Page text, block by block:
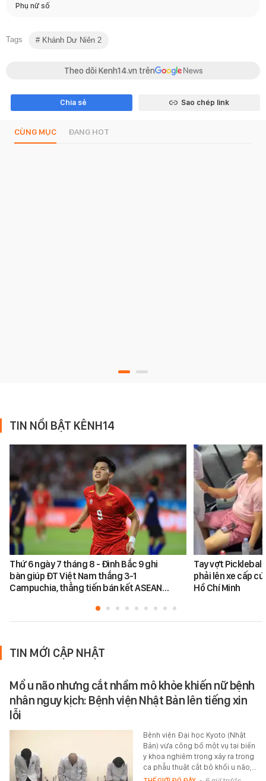
Phụ nữ số
Tags Khánh Dư Niên 2
Theo dõi Kenh14.vn trên
Chia sẻ Sao chép link
CÙNG MỤC ĐANG HOT
TIN NỔI BẬT KÊNH14
Thứ 6 ngày 7 tháng 8 - Đình Bắc 9 ghi
bàn giúp ĐT Việt Nam thắng 3-1
Campuchia, thẳng tiến bán kết ASEAN…
Tay vợt
phải lên xe cấp
Hồ Chí Minh
TIN MỚI CẬP NHẬT
Mổ u não nhưng cắt nhầm mô khỏe khiến nữ bệnh
nhân nguy kịch: Bệnh viện Nhật Bản lên tiếng xin
lỗi
Bệnh viện Đại học Kyoto (Nhật
Bản) vừa công bố một vụ tai biến
y khoa nghiêm trọng xảy ra trong
ca phẫu thuật cắt bỏ khối u não,…